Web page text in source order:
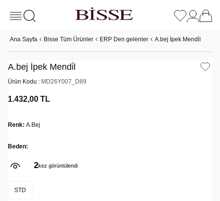
Ana Sayfa Bisse Tüm Ürünler ERP Den gelenler A.bej İpek Mendi̇l
A.bej İpek Mendi̇l
Ürün Kodu : MD26Y007_D89
1.432,00 TL
Renk: A.Bej
Beden:
2kez görüntülendi
STD